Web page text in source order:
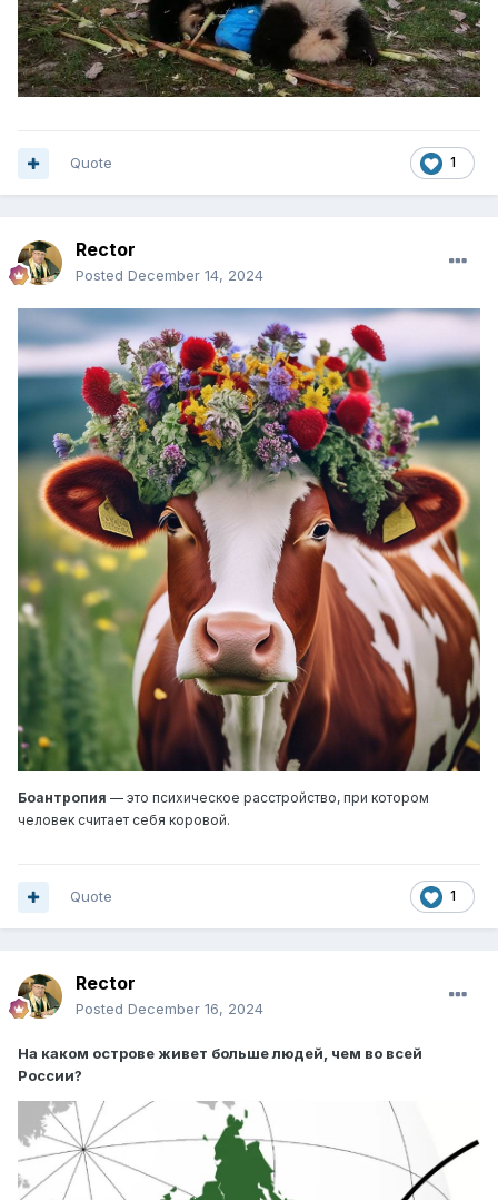
1
Quote
Rector
Posted December 14, 2024
Боантропия — это психическое расстройство, при котором
человек считает себя коровой.
1
Quote
Rector
Posted December 16, 2024
На каком острове живет больше людей, чем во всей
России?